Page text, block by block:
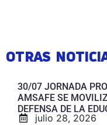
OTRAS
30/07 JORNADA
AMSAFE SE
DEFENSA DE LA
julio 28, 2026